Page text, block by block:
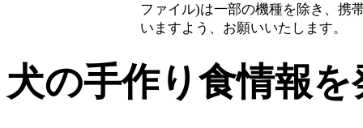
ファイル)は一部の機種を除き、携
いますよう、お願いいたします。
犬の手作り食情報